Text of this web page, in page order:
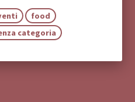
food
categoria